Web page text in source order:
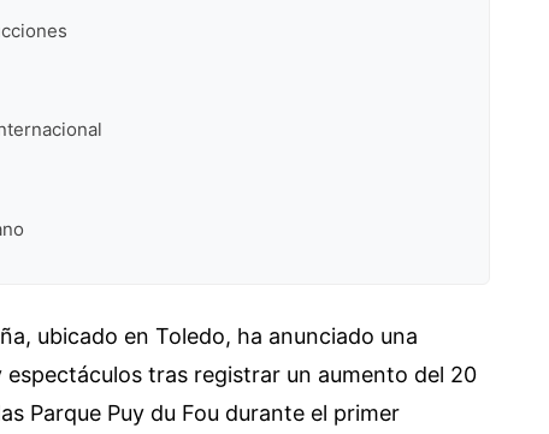
ubicado en Toledo, ha anunciado una
tras registrar un aumento del 20
Parque Puy du Fou durante el primer